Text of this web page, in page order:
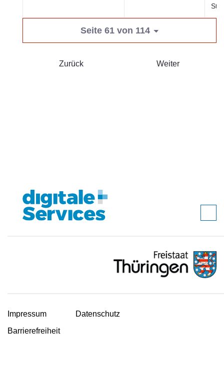
Seite 61 von 114
Zurück Weiter
Impressum
Datenschutz
Barrierefreiheit